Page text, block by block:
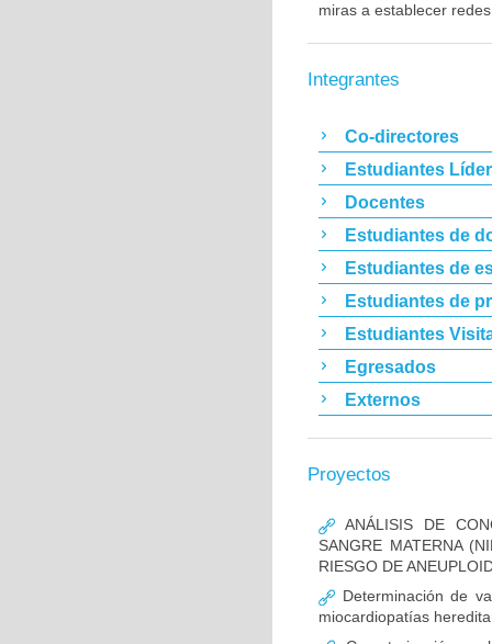
miras a establecer
Integrantes
Co-directores
Estudiantes
Docentes
Estudiantes de
Estudiantes de
Estudiantes de
Estudiantes
Egresados
Externos
Proyectos
ANÁLISIS DE
SANGRE MATERNA
RIESGO DE
Determinación de
miocardiopatías